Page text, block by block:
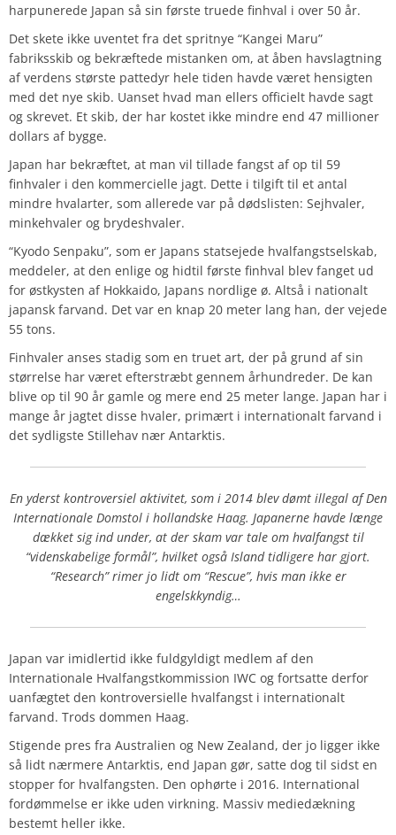
harpunerede Japan så sin første truede finhval i over 50 år.
Det skete ikke uventet fra det spritnye “Kangei Maru”
fabriksskib og bekræftede mistanken om, at åben havslagtning
af verdens største pattedyr hele tiden havde været hensigten
med det nye skib. Uanset hvad man ellers officielt havde sagt
og skrevet. Et skib, der har kostet ikke mindre end 47 millioner
dollars af bygge.
Japan har bekræftet, at man vil tillade fangst af op til 59
finhvaler i den kommercielle jagt. Dette i tilgift til et antal
mindre hvalarter, som allerede var på dødslisten: Sejhvaler,
minkehvaler og brydeshvaler.
“Kyodo Senpaku”, som er Japans statsejede hvalfangstselskab,
meddeler, at den enlige og hidtil første finhval blev fanget ud
for østkysten af ​​Hokkaido, Japans nordlige ø. Altså i nationalt
japansk farvand. Det var en knap 20 meter lang han, der vejede
55 tons.
Finhvaler anses stadig som en truet art, der på grund af sin
størrelse har været efterstræbt gennem århundreder. De kan
blive op til 90 år gamle og mere end 25 meter lange. Japan har i
mange år jagtet disse hvaler, primært i internationalt farvand i
det sydligste Stillehav nær Antarktis.
En yderst kontroversiel aktivitet, som i 2014 blev dømt illegal af Den
Internationale Domstol i hollandske Haag. Japanerne havde længe
dækket sig ind under, at der skam var tale om hvalfangst til
“videnskabelige formål”, hvilket også Island tidligere har gjort.
“Research” rimer jo lidt om “Rescue”, hvis man ikke er
engelskkyndig…
Japan var imidlertid ikke fuldgyldigt medlem af den
Internationale Hvalfangstkommission IWC og fortsatte derfor
uanfægtet den kontroversielle hvalfangst i internationalt
farvand. Trods dommen Haag.
Stigende pres fra Australien og New Zealand, der jo ligger ikke
så lidt nærmere Antarktis, end Japan gør, satte dog til sidst en
stopper for hvalfangsten. Den ophørte i 2016. International
fordømmelse er ikke uden virkning. Massiv mediedækning
bestemt heller ikke.